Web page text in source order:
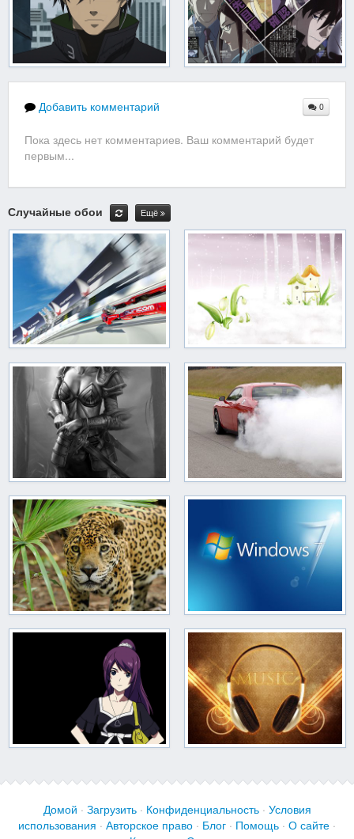
Добавить комментарий 0
Пока здесь нет комментариев. Ваш комментарий будет
первым...
Случайные обои Ещё
Домой · Загрузить · Конфиденциальность · Условия
использования · Авторское право · Блог · Помощь · О сайте ·